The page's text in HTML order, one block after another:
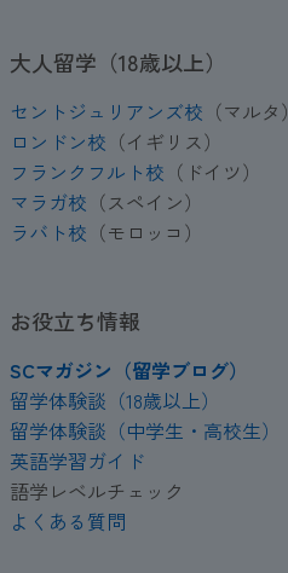
大人留学（18歳以上）
セントジュリアンズ校 （マルタ）
ロンドン校 （イギリス）
フランクフルト校 （ドイツ）
マラガ校 （スペイン）
ラバト校 （モロッコ）
お役立ち情報
SCマガジン（留学ブログ）
留学体験談（18歳以上）
留学体験談（中学生・高校生）
英語学習ガイド
語学レベルチェック
よくある質問